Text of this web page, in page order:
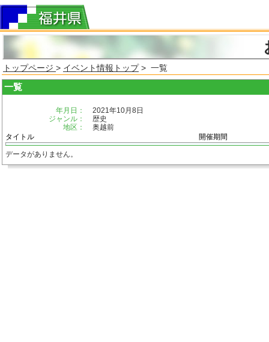
トップページ > イベント情報トップ> 一覧
一覧
年月日：
2021年10月8日
ジャンル：
歴史
地区：
奥越前
タイトル
開催期間
データがありません。